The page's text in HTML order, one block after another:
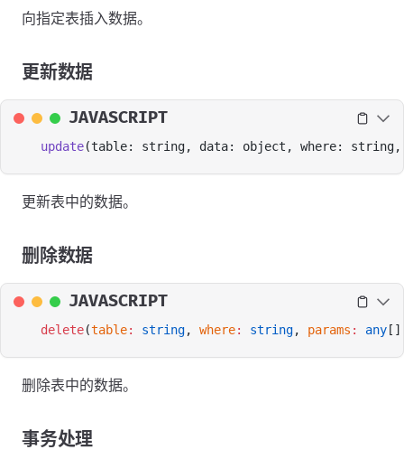
向指定表插入数据。
更新数据
JAVASCRIPT
update(table: string, data: object, where: string,
更新表中的数据。
删除数据
JAVASCRIPT
delete(table: string, where: string, params : any
删除表中的数据。
事务处理